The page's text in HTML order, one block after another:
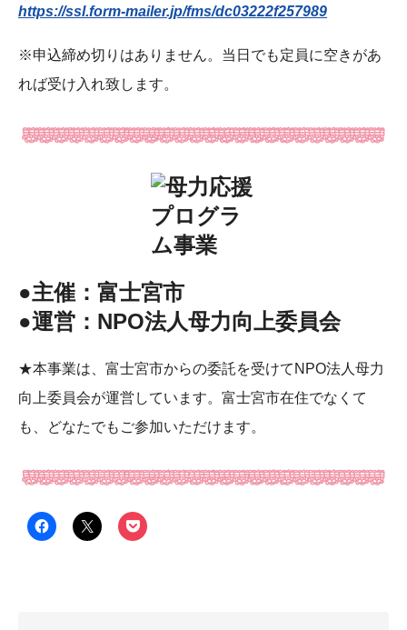
https://ssl.form-mailer.jp/fms/dc03222f257989
※申込締め切りはありません。当日でも定員に空きがあ
れば受け入れ致します。
●主催：富士宮市
●運営：NPO法人母力向上委員会
★本事業は、富士宮市からの委託を受けてNPO法人母力
向上委員会が運営しています。富士宮市在住でなくて
も、どなたでもご参加いただけます。